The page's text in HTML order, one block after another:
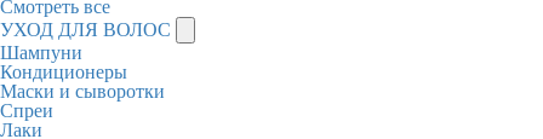
Смотреть все
УХОД ДЛЯ ВОЛОС
Шампуни
Кондиционеры
Маски и сыворотки
Спреи
Лаки